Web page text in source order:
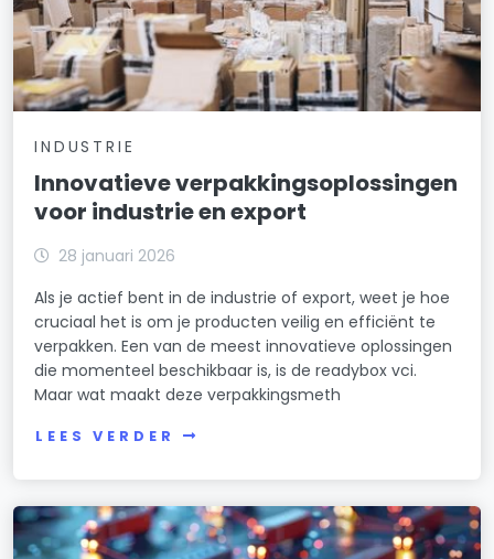
INDUSTRIE
Innovatieve verpakkingsoplossingen
voor industrie en export
28 januari 2026
Als je actief bent in de industrie of export, weet je hoe
cruciaal het is om je producten veilig en efficiënt te
verpakken. Een van de meest innovatieve oplossingen
die momenteel beschikbaar is, is de readybox vci.
Maar wat maakt deze verpakkingsmeth
LEES VERDER